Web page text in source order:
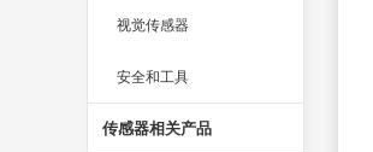
视觉传感器
安全和工具
传感器相关产品